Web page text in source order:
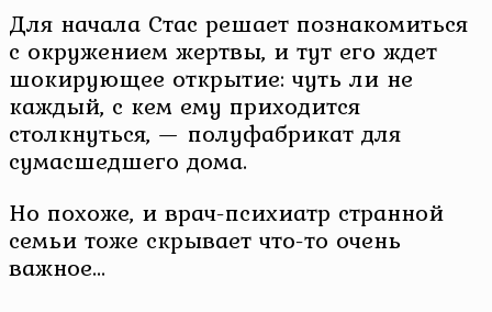
Для начала Стас решает познакомиться
с окружением жертвы, и тут его ждет
шокирующее открытие: чуть ли не
каждый, с кем ему приходится
столкнуться, — полуфабрикат для
сумасшедшего дома.
Но похоже, и врач-психиатр странной
семьи тоже скрывает что-то очень
важное…